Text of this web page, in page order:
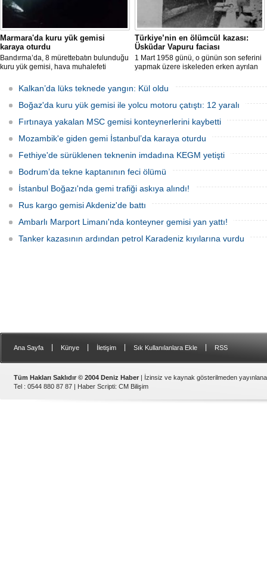
Marmara'da kuru yük gemisi
karaya oturdu
Bandırma’da, 8 mürettebatın bulunduğu
kuru yük gemisi, hava muhalefeti
kurtarma çalışmaları sürüyor.
Türkiye’nin en ölümcül kazası:
Üsküdar Vapuru faciası
1 Mart 1958 günü, o günün son seferini
yapmak üzere iskeleden erken ayrılan
dönemedi.
Kalkan’da lüks teknede yangın: Kül oldu
Boğaz'da kuru yük gemisi ile yolcu motoru çatıştı: 12 yaralı
Fırtınaya yakalan MSC gemisi konteynerlerini kaybetti
Mozambik'e giden gemi İstanbul’da karaya oturdu
Fethiye'de sürüklenen teknenin imdadına KEGM yetişti
Bodrum’da tekne kaptanının feci ölümü
İstanbul Boğazı'nda gemi trafiği askıya alındı!
Rus kargo gemisi Akdeniz'de battı
Ambarlı Marport Limanı'nda konteyner gemisi yan yattı!
Tanker kazasının ardından petrol Karadeniz kıyılarına vurdu
Ana Sayfa Künye İletişim Sık Kullanılanlara Ekle RSS
Tüm Hakları Saklıdır © 2004 Deniz Haber | İzinsiz ve kaynak gösterilmeden
Tel : 0544 880 87 87 | Haber Scripti: CM Bilişim